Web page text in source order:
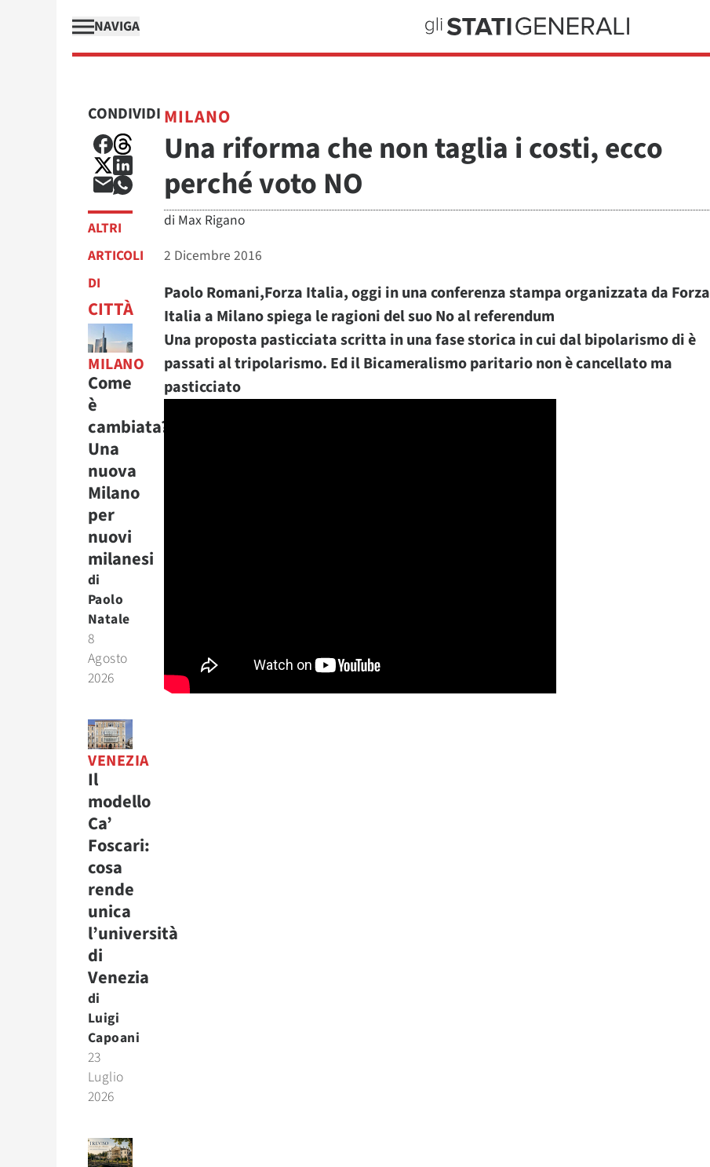
NAVIGA
MILANO
Una riforma che non taglia i costi, ecco
perché voto NO
di Max Rigano
2 Dicembre 2016
Paolo Romani,Forza Italia,oggi in una conferenza stampa organizzata da Forza
Italia a Milano spiega le ragioni del suo No al referendum
Una proposta pasticciata scritta in una fase storica in cui dal bipolarismo di è
passati al tripolarismo. Ed il Bicameralismo paritario non è cancellato ma
pasticciato
CONDIVIDI
ALTRI
ARTICOLI
DI
CITTÀ
MILANO
Come
è
cambiata?
Una
nuova
Milano
per
nuovi
milanesi
di
Paolo
Natale
8
Agosto
2026
VENEZIA
Il
modello
Ca’
Foscari:
cosa
rende
unica
l’università
di
Venezia
di
Luigi
Capoani
23
Luglio
2026